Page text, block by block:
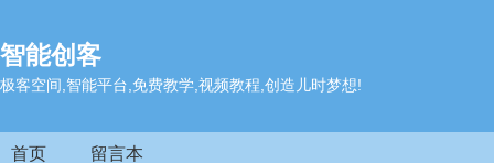
智能创客
极客空间,智能平台,免费教学,视频教程,创造儿时梦想!
首页 留言本